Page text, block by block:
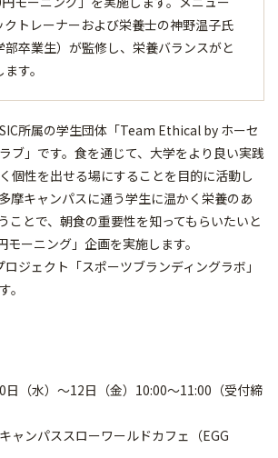
クトレーナーおよび栄養士の神野温子氏
部卒業生）が監修し、栄養バランスがと
す。
所属の学生団体「Team Ethical by ホーセ
ブ」です。食を通じて、大学をより良い実践
個性を出せる場にすることを目的に活動し
摩キャンパスに通う学生に温かく栄養のあ
ことで、朝食の重要性を知ってもらいたいと
ーニング」企画を実施します。
ジェクト「スポーツブランディングラボ」
。
日（水）～12日（金）10:00～11:00（受付締
ャンパススローワールドカフェ（EGG